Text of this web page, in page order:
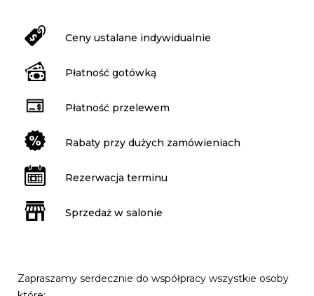
Ceny ustalane indywidualnie
Płatność gotówką
Płatność przelewem
Rabaty przy dużych zamówieniach
Rezerwacja terminu
Sprzedaż w salonie
Zapraszamy serdecznie do współpracy wszystkie osoby